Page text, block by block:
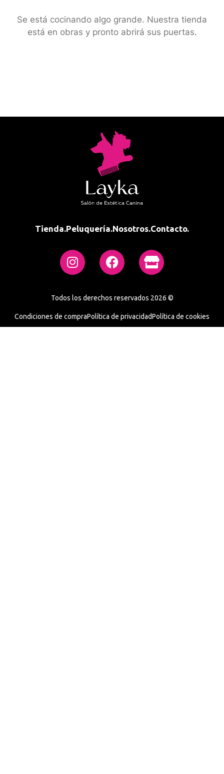
Se está cocinando algo grande. Nuestra tienda
está en obras y pronto abrirá sus puertas.
Tienda.Peluquería.Nosotros.Contacto.
Todos los derechos reservados 2026 ©
Condiciones de compraPolítica de privacidadPolítica de cookies